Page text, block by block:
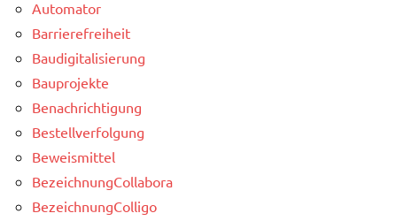
Automator
Barrierefreiheit
Baudigitalisierung
Bauprojekte
Benachrichtigung
Bestellverfolgung
Beweismittel
BezeichnungCollabora
BezeichnungColligo